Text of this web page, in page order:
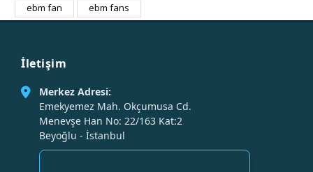
ebm fan
ebm fans
İletişim
Merkez Adresi:
Emekyemez Mah. Okçumusa Cd.
Menevşe Han No: 22/163 Kat:2
Beyoğlu - İstanbul